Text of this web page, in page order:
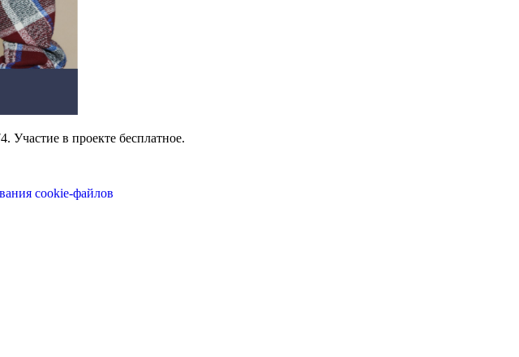
Участие в проекте бесплатное.
cookie-файлов